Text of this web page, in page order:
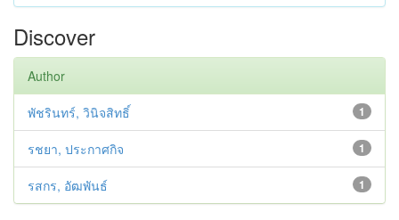
Discover
Author
1
พัชรินทร์, วินิจสิทธิ์
1
รชยา, ประกาศกิจ
1
รสกร, อัฒพันธ์